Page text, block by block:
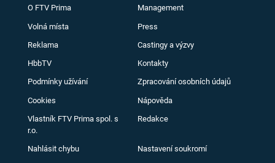
O FTV Prima Management
Volná místa Press
Reklama Castingy a výzvy
HbbTV Kontakty
Podmínky užívání Zpracování osobních údajů
Cookies Nápověda
Vlastník FTV Prima spol. s
r.o.
Redakce
Nahlásit chybu Nastavení soukromí